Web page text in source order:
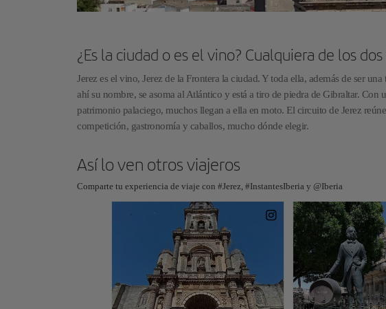
¿Es la ciudad o es el vino? Cualquiera de los
Jerez es el vino, Jerez de la Frontera la ciudad. Y toda ella, además de ser
ahí su nombre, se asoma al Atlántico y está a tiro de piedra de Gibraltar.
patrimonio palaciego, muchos llegan a ella en moto. El circuito de Jerez
competición, gastronomía y caballos, mucho dónde elegir.
Así lo ven otros viajeros
Comparte tu experiencia de viaje con #Jerez, #InstantesIberia y @Iberia